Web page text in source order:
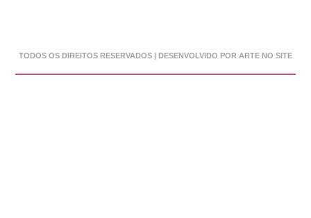
TODOS OS DIREITOS RESERVADOS | DESENVOLVIDO POR ARTE NO SITE